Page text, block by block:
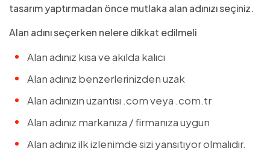
tasarım yaptırmadan önce mutlaka alan adınızı seçiniz.
Alan adını seçerken nelere dikkat edilmeli
Alan adınız kısa ve akılda kalıcı
Alan adınız benzerlerinizden uzak
Alan adınızın uzantısı .com veya .com.tr
Alan adınız markanıza / firmanıza uygun
Alan adınız ilk izlenimde sizi yansıtıyor olmalıdır.